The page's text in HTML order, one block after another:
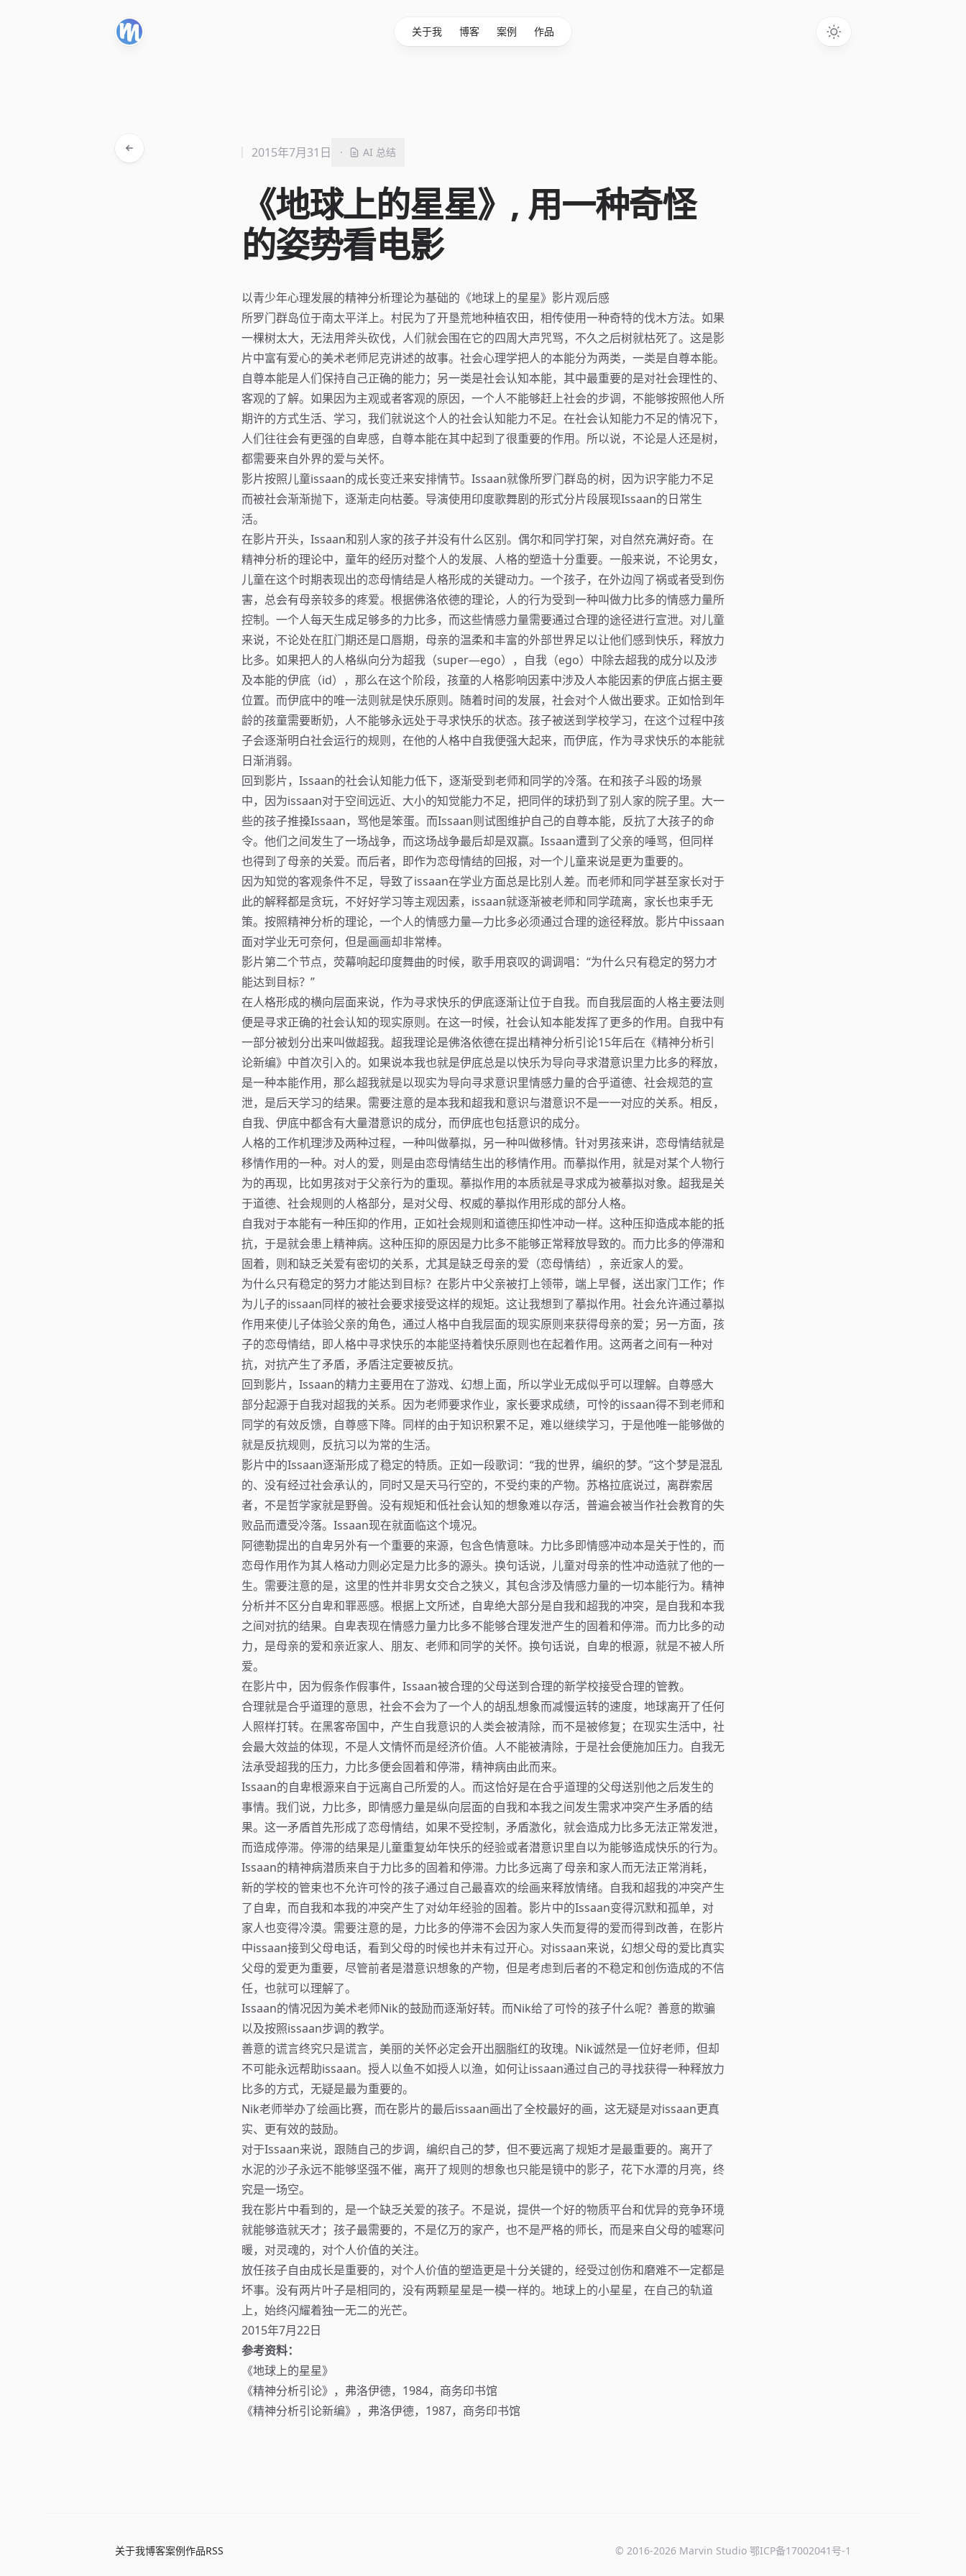
关于我 博客 案例 作品
《地球上的星星》, 用一种奇怪
的姿势看电影
2015年7月31日 · AI 总结
以青少年心理发展的精神分析理论为基础的《地球上的星星》影片观后感
所罗门群岛位于南太平洋上。村民为了开垦荒地种植农田，相传使用一种奇特的伐木方法。如果
一棵树太大，无法用斧头砍伐，人们就会围在它的四周大声咒骂，不久之后树就枯死了。这是影
片中富有爱心的美术老师尼克讲述的故事。社会心理学把人的本能分为两类，一类是自尊本能。
自尊本能是人们保持自己正确的能力；另一类是社会认知本能，其中最重要的是对社会理性的、
客观的了解。如果因为主观或者客观的原因，一个人不能够赶上社会的步调，不能够按照他人所
期许的方式生活、学习，我们就说这个人的社会认知能力不足。在社会认知能力不足的情况下，
人们往往会有更强的自卑感，自尊本能在其中起到了很重要的作用。所以说，不论是人还是树，
都需要来自外界的爱与关怀。
影片按照儿童issaan的成长变迁来安排情节。Issaan就像所罗门群岛的树，因为识字能力不足
而被社会渐渐抛下，逐渐走向枯萎。导演使用印度歌舞剧的形式分片段展现Issaan的日常生
活。
在影片开头，Issaan和别人家的孩子并没有什么区别。偶尔和同学打架，对自然充满好奇。在
精神分析的理论中，童年的经历对整个人的发展、人格的塑造十分重要。一般来说，不论男女，
儿童在这个时期表现出的恋母情结是人格形成的关键动力。一个孩子，在外边闯了祸或者受到伤
害，总会有母亲较多的疼爱。根据佛洛依德的理论，人的行为受到一种叫做力比多的情感力量所
控制。一个人每天生成足够多的力比多，而这些情感力量需要通过合理的途径进行宣泄。对儿童
来说，不论处在肛门期还是口唇期，母亲的温柔和丰富的外部世界足以让他们感到快乐，释放力
比多。如果把人的人格纵向分为超我（super—ego），自我（ego）中除去超我的成分以及涉
及本能的伊底（id），那么在这个阶段，孩童的人格影响因素中涉及人本能因素的伊底占据主要
位置。而伊底中的唯一法则就是快乐原则。随着时间的发展，社会对个人做出要求。正如恰到年
龄的孩童需要断奶，人不能够永远处于寻求快乐的状态。孩子被送到学校学习，在这个过程中孩
子会逐渐明白社会运行的规则，在他的人格中自我便强大起来，而伊底，作为寻求快乐的本能就
日渐消弱。
回到影片，Issaan的社会认知能力低下，逐渐受到老师和同学的冷落。在和孩子斗殴的场景
中，因为issaan对于空间远近、大小的知觉能力不足，把同伴的球扔到了别人家的院子里。大一
些的孩子推搡Issaan，骂他是笨蛋。而Issaan则试图维护自己的自尊本能，反抗了大孩子的命
令。他们之间发生了一场战争，而这场战争最后却是双赢。Issaan遭到了父亲的唾骂，但同样
也得到了母亲的关爱。而后者，即作为恋母情结的回报，对一个儿童来说是更为重要的。
因为知觉的客观条件不足，导致了issaan在学业方面总是比别人差。而老师和同学甚至家长对于
此的解释都是贪玩，不好好学习等主观因素，issaan就逐渐被老师和同学疏离，家长也束手无
策。按照精神分析的理论，一个人的情感力量—力比多必须通过合理的途径释放。影片中issaan
面对学业无可奈何，但是画画却非常棒。
影片第二个节点，荧幕响起印度舞曲的时候，歌手用哀叹的调调唱：“为什么只有稳定的努力才
能达到目标？”
在人格形成的横向层面来说，作为寻求快乐的伊底逐渐让位于自我。而自我层面的人格主要法则
便是寻求正确的社会认知的现实原则。在这一时候，社会认知本能发挥了更多的作用。自我中有
一部分被划分出来叫做超我。超我理论是佛洛依德在提出精神分析引论15年后在《精神分析引
论新编》中首次引入的。如果说本我也就是伊底总是以快乐为导向寻求潜意识里力比多的释放，
是一种本能作用，那么超我就是以现实为导向寻求意识里情感力量的合乎道德、社会规范的宣
泄，是后天学习的结果。需要注意的是本我和超我和意识与潜意识不是一一对应的关系。相反，
自我、伊底中都含有大量潜意识的成分，而伊底也包括意识的成分。
人格的工作机理涉及两种过程，一种叫做摹拟，另一种叫做移情。针对男孩来讲，恋母情结就是
移情作用的一种。对人的爱，则是由恋母情结生出的移情作用。而摹拟作用，就是对某个人物行
为的再现，比如男孩对于父亲行为的重现。摹拟作用的本质就是寻求成为被摹拟对象。超我是关
于道德、社会规则的人格部分，是对父母、权威的摹拟作用形成的部分人格。
自我对于本能有一种压抑的作用，正如社会规则和道德压抑性冲动一样。这种压抑造成本能的抵
抗，于是就会患上精神病。这种压抑的原因是力比多不能够正常释放导致的。而力比多的停滞和
固着，则和缺乏关爱有密切的关系，尤其是缺乏母亲的爱（恋母情结），亲近家人的爱。
为什么只有稳定的努力才能达到目标？在影片中父亲被打上领带，端上早餐，送出家门工作；作
为儿子的issaan同样的被社会要求接受这样的规矩。这让我想到了摹拟作用。社会允许通过摹拟
作用来使儿子体验父亲的角色，通过人格中自我层面的现实原则来获得母亲的爱；另一方面，孩
子的恋母情结，即人格中寻求快乐的本能坚持着快乐原则也在起着作用。这两者之间有一种对
抗，对抗产生了矛盾，矛盾注定要被反抗。
回到影片，Issaan的精力主要用在了游戏、幻想上面，所以学业无成似乎可以理解。自尊感大
部分起源于自我对超我的关系。因为老师要求作业，家长要求成绩，可怜的issaan得不到老师和
同学的有效反馈，自尊感下降。同样的由于知识积累不足，难以继续学习，于是他唯一能够做的
就是反抗规则，反抗习以为常的生活。
影片中的Issaan逐渐形成了稳定的特质。正如一段歌词：“我的世界，编织的梦。”这个梦是混乱
的、没有经过社会承认的，同时又是天马行空的，不受约束的产物。苏格拉底说过，离群索居
者，不是哲学家就是野兽。没有规矩和低社会认知的想象难以存活，普遍会被当作社会教育的失
败品而遭受冷落。Issaan现在就面临这个境况。
阿德勒提出的自卑另外有一个重要的来源，包含色情意味。力比多即情感冲动本是关于性的，而
恋母作用作为其人格动力则必定是力比多的源头。换句话说，儿童对母亲的性冲动造就了他的一
生。需要注意的是，这里的性并非男女交合之狭义，其包含涉及情感力量的一切本能行为。精神
分析并不区分自卑和罪恶感。根据上文所述，自卑绝大部分是自我和超我的冲突，是自我和本我
之间对抗的结果。自卑表现在情感力量力比多不能够合理发泄产生的固着和停滞。而力比多的动
力，是母亲的爱和亲近家人、朋友、老师和同学的关怀。换句话说，自卑的根源，就是不被人所
爱。
在影片中，因为假条作假事件，Issaan被合理的父母送到合理的新学校接受合理的管教。
合理就是合乎道理的意思，社会不会为了一个人的胡乱想象而减慢运转的速度，地球离开了任何
人照样打转。在黑客帝国中，产生自我意识的人类会被清除，而不是被修复；在现实生活中，社
会最大效益的体现，不是人文情怀而是经济价值。人不能被清除，于是社会便施加压力。自我无
法承受超我的压力，力比多便会固着和停滞，精神病由此而来。
Issaan的自卑根源来自于远离自己所爱的人。而这恰好是在合乎道理的父母送别他之后发生的
事情。我们说，力比多，即情感力量是纵向层面的自我和本我之间发生需求冲突产生矛盾的结
果。这一矛盾首先形成了恋母情结，如果不受控制，矛盾激化，就会造成力比多无法正常发泄，
而造成停滞。停滞的结果是儿童重复幼年快乐的经验或者潜意识里自以为能够造成快乐的行为。
Issaan的精神病潜质来自于力比多的固着和停滞。力比多远离了母亲和家人而无法正常消耗，
新的学校的管束也不允许可怜的孩子通过自己最喜欢的绘画来释放情绪。自我和超我的冲突产生
了自卑，而自我和本我的冲突产生了对幼年经验的固着。影片中的Issaan变得沉默和孤单，对
家人也变得冷漠。需要注意的是，力比多的停滞不会因为家人失而复得的爱而得到改善，在影片
中issaan接到父母电话，看到父母的时候也并未有过开心。对issaan来说，幻想父母的爱比真实
父母的爱更为重要，尽管前者是潜意识想象的产物，但是考虑到后者的不稳定和创伤造成的不信
任，也就可以理解了。
Issaan的情况因为美术老师Nik的鼓励而逐渐好转。而Nik给了可怜的孩子什么呢？善意的欺骗
以及按照issaan步调的教学。
善意的谎言终究只是谎言，美丽的关怀必定会开出胭脂红的玫瑰。Nik诚然是一位好老师，但却
不可能永远帮助issaan。授人以鱼不如授人以渔，如何让issaan通过自己的寻找获得一种释放力
比多的方式，无疑是最为重要的。
Nik老师举办了绘画比赛，而在影片的最后issaan画出了全校最好的画，这无疑是对issaan更真
实、更有效的鼓励。
对于Issaan来说，跟随自己的步调，编织自己的梦，但不要远离了规矩才是最重要的。离开了
水泥的沙子永远不能够坚强不催，离开了规则的想象也只能是镜中的影子，花下水潭的月亮，终
究是一场空。
我在影片中看到的，是一个缺乏关爱的孩子。不是说，提供一个好的物质平台和优异的竞争环境
就能够造就天才；孩子最需要的，不是亿万的家产，也不是严格的师长，而是来自父母的嘘寒问
暖，对灵魂的，对个人价值的关注。
放任孩子自由成长是重要的，对个人价值的塑造更是十分关键的，经受过创伤和磨难不一定都是
坏事。没有两片叶子是相同的，没有两颗星星是一模一样的。地球上的小星星，在自己的轨道
上，始终闪耀着独一无二的光芒。
2015年7月22日
参考资料：
《地球上的星星》
《精神分析引论》，弗洛伊德，1984，商务印书馆
《精神分析引论新编》，弗洛伊德，1987，商务印书馆
关于我博客案例作品RSS © 2016-2026 Marvin Studio 鄂ICP备17002041号-1